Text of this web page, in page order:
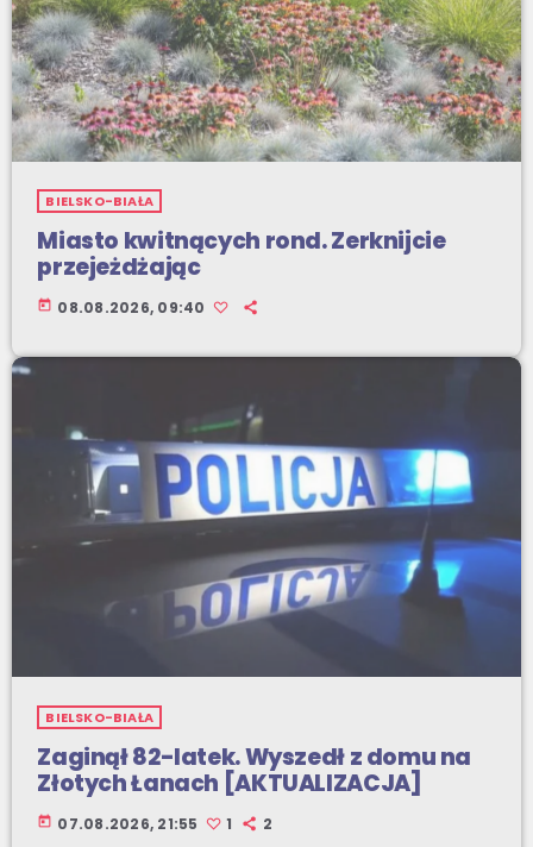
BIELSKO-BIAŁA
Miasto kwitnących rond. Zerknijcie
przejeżdżając
today 08.08.2026, 09:40
BIELSKO-BIAŁA
Zaginął 82-latek. Wyszedł z domu na
Złotych Łanach [AKTUALIZACJA]
today 07.08.2026, 21:55 1 2